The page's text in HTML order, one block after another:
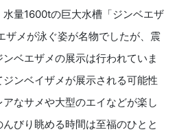
量1600tの巨大水槽「ジンベエザ
ザメが泳ぐ姿が名物でしたが、震
ベエザメの展示は行われていま
ンベイザメが展示される可能性
なサメや大型のエイなどが楽し
びり眺める時間は至福のひとと